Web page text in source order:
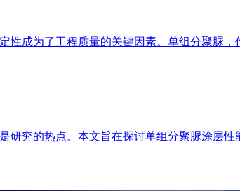
性成为了工程质量的关键因素。单组分聚脲
研究的热点。本文旨在探讨单组分聚脲涂层性